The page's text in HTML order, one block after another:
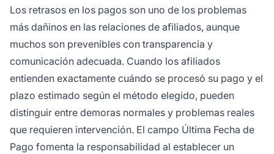
Los retrasos en los pagos son uno de los problemas
más dañinos en las relaciones de afiliados, aunque
muchos son prevenibles con transparencia y
comunicación adecuada. Cuando los afiliados
entienden exactamente cuándo se procesó su pago y el
plazo estimado según el método elegido, pueden
distinguir entre demoras normales y problemas reales
que requieren intervención. El campo Última Fecha de
Pago fomenta la responsabilidad al establecer un